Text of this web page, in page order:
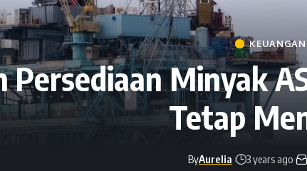
KEUANGAN
Persediaan Minyak
Tetap
ByAurelia 3 years ago